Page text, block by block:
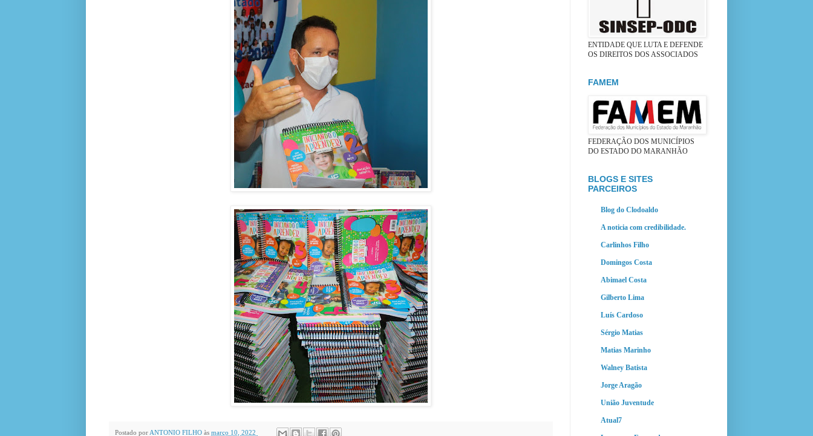
Postado porANTONIO FILHO às março 10, 2022
ENTIDADE QUE LUTA E DEFENDE
OS DIREITOS DOS ASSOCIADOS
FAMEM
FEDERAÇÃO DOS MUNICÍPIOS
DO ESTADO DO MARANHÃO
BLOGS E SITES
PARCEIROS
Blog do Clodoaldo
A noticia com credibilidade.
Carlinhos Filho
Domingos Costa
Abimael Costa
Gilberto Lima
Luís Cardoso
Sérgio Matias
Matias Marinho
Walney Batista
Jorge Aragão
União Juventude
Atual7